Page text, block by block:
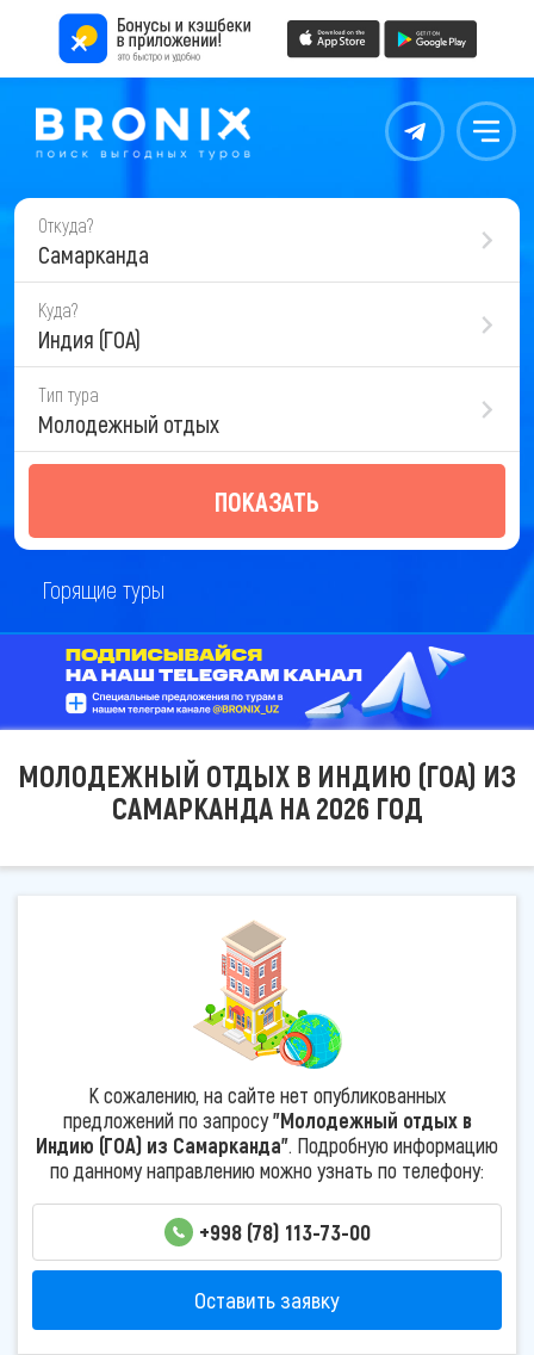
Контакты Меню
Откуда?
Самарканда
Куда?
Индия (ГОА)
Тип тура
Молодежный отдых
ПОКАЗАТЬ
Горящие туры
МОЛОДЕЖНЫЙ ОТДЫХ В ИНДИЮ (ГОА) ИЗ
САМАРКАНДА НА 2026 ГОД
К сожалению, на сайте нет опубликованных
предложений по запросу"Молодежный отдых в
Индию (ГОА) из Самарканда". Подробную информацию
по данному направлению можно узнать по телефону:
+998 (78) 113-73-00
Оставить заявку